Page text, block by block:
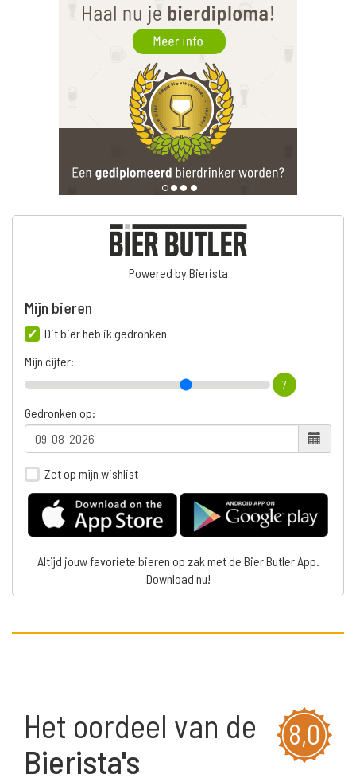
Powered by Bierista
Mijn bieren
Dit bier heb ik gedronken
Mijn cijfer:
7
Gedronken op:
Zet op mijn wishlist
Altijd jouw favoriete bieren op zak met de Bier Butler App.
Download nu!
8,0
Het oordeel van de
Bierista's